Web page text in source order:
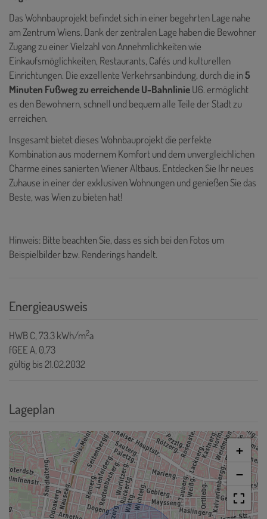
Das Wohnbauprojekt befindet sich in einer begehrten Lage nahe
am Zentrum Wiens. Dank der zentralen Lage haben die Bewohner
Zugang zu einer Vielzahl von Annehmlichkeiten wie
Einkaufsmöglichkeiten, Restaurants, Cafés und kulturellen
Einrichtungen. Die exzellente Verkehrsanbindung, durch die in5
Minuten Fußweg zu erreichende U-BahnlinieU6. ermöglicht
es den Bewohnern, schnell und bequem alle Teile der Stadt zu
erreichen.
Insgesamt bietet dieses Wohnbauprojekt die perfekte
Kombination aus modernem Komfort und dem unvergleichlichen
Charme eines sanierten Wiener Altbaus. Entdecken Sie Ihr neues
Zuhause in einer der exklusiven Wohnungen und genießen Sie das
Beste, was Wien zu bieten hat!
Hinweis: Bitte beachten Sie, dass es sich bei den Fotos um
Beispielbilder bzw. Renderings handelt.
Energieausweis
HWBC, 73.3 kWh/m2a
fGEEA, 0,73
gültig bis21.02.2032
Lageplan
+
−